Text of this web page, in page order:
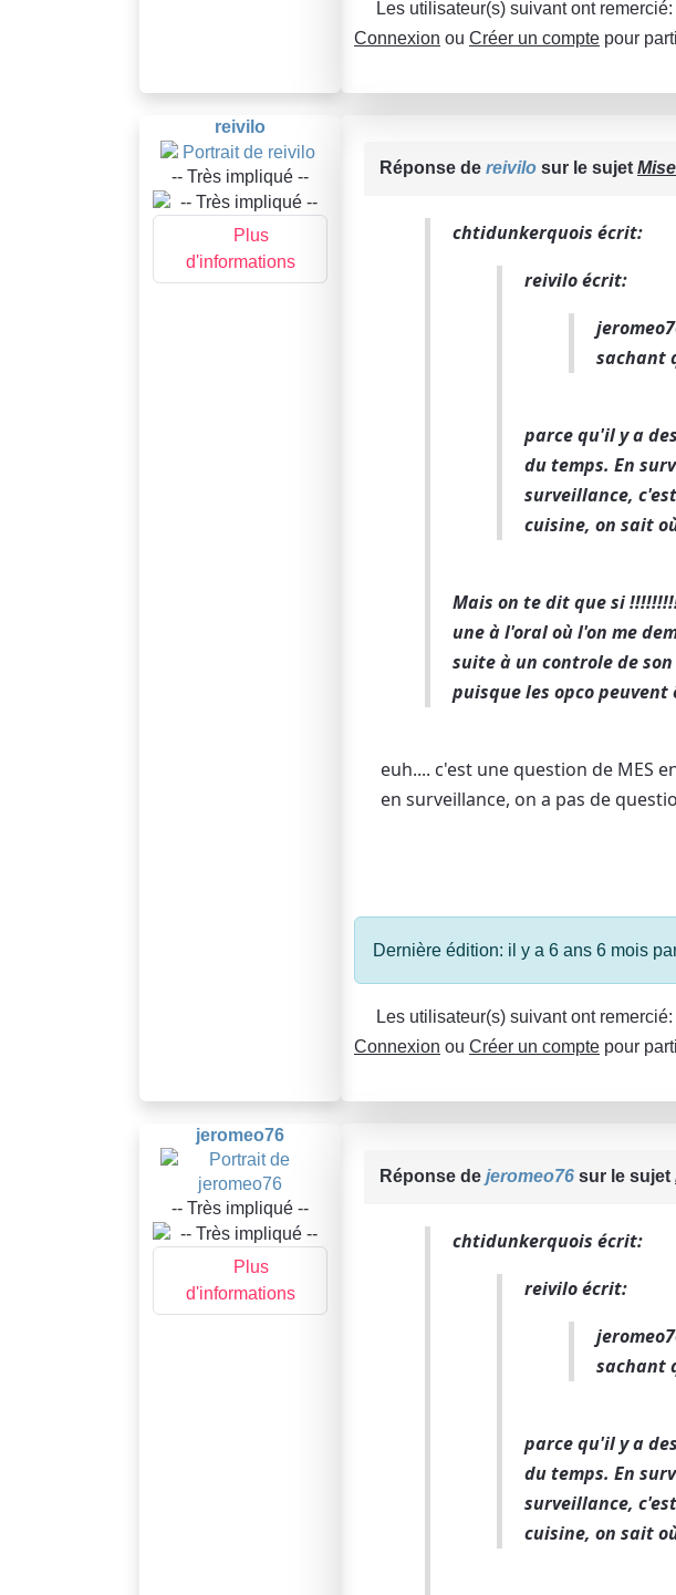
Les utilisateur(s) suivant ont remercié:
Connexion ou Créer un compte pour
reivilo
-- Très impliqué --
Plus
d'informations
Réponse de reivilo sur le sujet
chtidunkerquois écrit:
reivilo écrit:
sachant
parce qu'il y a
du temps. En
surveillance,
cuisine, on sait
Mais on te dit que si
une à l'oral où l'on me
suite à un controle de
puisque les opco
euh.... c'est une question de MES
en surveillance, on a pas de
Dernière édition: il y a 6 ans 6 mois
Les utilisateur(s) suivant ont remercié:
Connexion ou Créer un compte pour
jeromeo76
-- Très impliqué --
Plus
d'informations
Réponse de jeromeo76 sur le sujet
chtidunkerquois écrit:
reivilo écrit:
sachant
parce qu'il y a
du temps. En
surveillance,
cuisine, on sait